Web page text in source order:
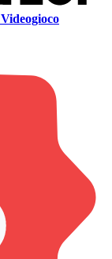
Videogioco